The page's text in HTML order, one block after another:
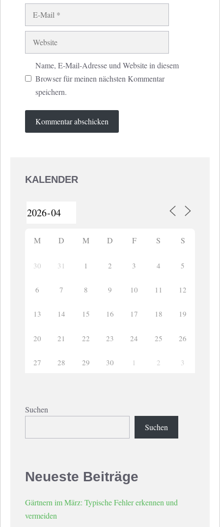
Website
Name, E-Mail-Adresse und Website in diesem
Browser für meinen nächsten Kommentar
speichern.
KALENDER
M D M D F S S
30 31 1 2 3 4 5
6 7 8 9 10 11 12
13 14 15 16 17 18 19
20 21 22 23 24 25 26
27 28 29 30 1 2 3
Suchen
Suchen
Neueste Beiträge
Gärtnern im März: Typische Fehler erkennen und
vermeiden